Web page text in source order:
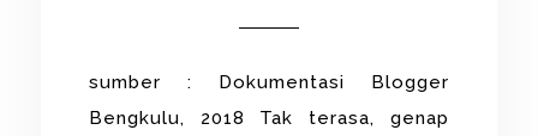
sumber : Dokumentasi Blogger
Bengkulu, 2018 Tak terasa, genap